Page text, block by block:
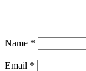
Name *
Email *